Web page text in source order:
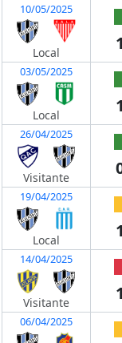
10/05/2025
Local
03/05/2025
Local
26/04/2025
Visitante
19/04/2025
Local
14/04/2025
Visitante
06/04/2025